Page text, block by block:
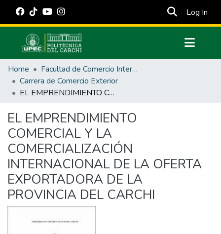
Log In
Communities & Collections
All of DSpace
Statistics
Estadísticas Externas
Manuales
Home
Facultad de Comercio Internacional, Integración, Administración y Economía Empresarial
Carrera de Comercio Exterior
EL EMPRENDIMIENTO COMERCIAL Y LA COMERCIALIZACIÓN INTERNACIONAL DE LA OFERTA EXPORTADORA DE LA PROVINCIA DEL CARCHI
EL EMPRENDIMIENTO
COMERCIAL Y LA
COMERCIALIZACIÓN
INTERNACIONAL DE LA OFERTA
EXPORTADORA DE LA
PROVINCIA DEL CARCHI